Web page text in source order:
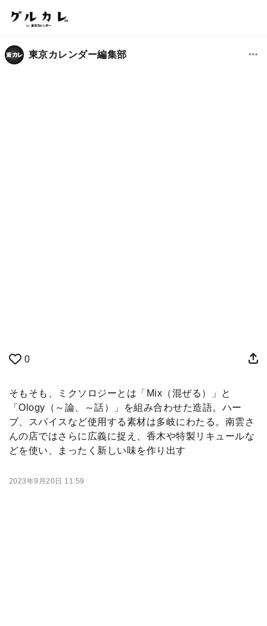
東京カレンダー編集部
0
そもそも、ミクソロジーとは「Mix（混ぜる）」と
「Ology（～論、～話）」を組み合わせた造語。ハー
ブ、スパイスなど使用する素材は多岐にわたる。南雲さ
んの店ではさらに広義に捉え、香木や特製リキュールな
どを使い、まったく新しい味を作り出す
2023年9月20日 11:59